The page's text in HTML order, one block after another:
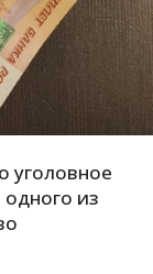
Т
У
уголовное
из